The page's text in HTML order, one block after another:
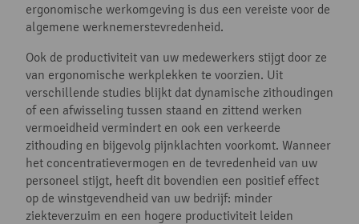
ergonomische werkomgeving is dus een vereiste voor de
algemene werknemerstevredenheid.
Ook de productiviteit van uw medewerkers stijgt door ze
van ergonomische werkplekken te voorzien. Uit
verschillende studies blijkt dat dynamische zithoudingen
of een afwisseling tussen staand en zittend werken
vermoeidheid vermindert en ook een verkeerde
zithouding en bijgevolg pijnklachten voorkomt. Wanneer
het concentratievermogen en de tevredenheid van uw
personeel stijgt, heeft dit bovendien een positief effect
op de winstgevendheid van uw bedrijf: minder
ziekteverzuim en een hogere productiviteit leiden